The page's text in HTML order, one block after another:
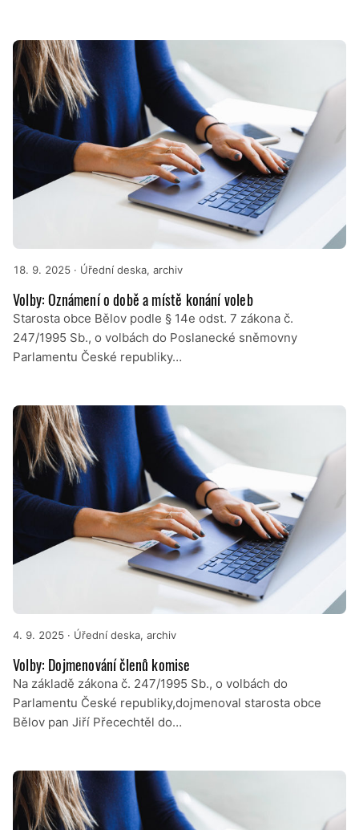
18. 9. 2025 · Úřední deska, archiv
Volby: Oznámení o době a místě konání voleb
Starosta obce Bělov podle § 14e odst. 7 zákona č.
247/1995 Sb., o volbách do Poslanecké sněmovny
Parlamentu České republiky…
4. 9. 2025 · Úřední deska, archiv
Volby: Dojmenování členů komise
Na základě zákona č. 247/1995 Sb., o volbách do
Parlamentu České republiky,dojmenoval starosta obce
Bělov pan Jiří Přecechtěl do…